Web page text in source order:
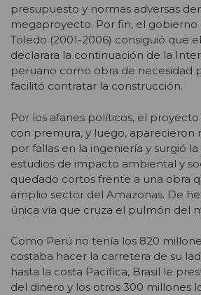
presupuesto y normas adversas
megaproyecto. Por fin, el gobierno
Toledo (2001-2006) consiguió que
declarara la continuación de la
peruano como obra de necesidad
facilitó contratar la construcción.
Por los afanes políticos, el
con premura, y luego, aparecieron
por fallas en la ingeniería y surgió
estudios de impacto ambiental y
quedado cortos frente a una obra
amplio sector del Amazonas. De
única vía que cruza el pulmón del
Como Perú no tenía los 820
costaba hacer la carretera de su
hasta la costa Pacífica, Brasil le
del dinero y los otros 300 millones